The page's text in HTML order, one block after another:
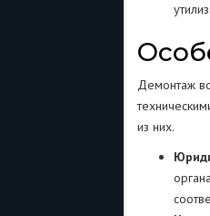
Демонтаж
из них.